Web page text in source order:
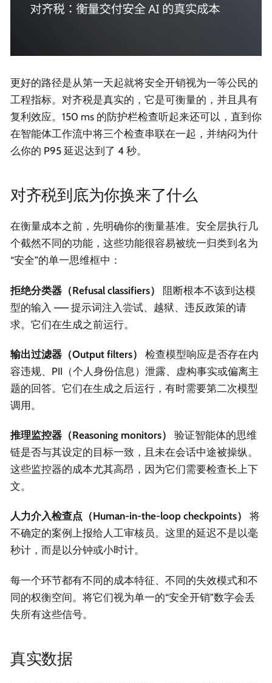
更好的路径是从第一天起就将安全开销视为一等公民的
工程指标。对齐税是真实的，它是可衡量的，并且具有
复利效应。150 ms 的防护栏检查听起来还可以，直到你
在智能体工作流中将三个检查串联在一起，并纳闷为什
么你的 P95 延迟达到了 4 秒。
对齐税到底为你换来了什么
在衡量成本之前，先明确你的衡量基准。安全层执行几
个截然不同的功能，这些功能很容易被统一归类到名为
“安全”的单一思维框中：
拒绝分类器（Refusal classifiers）
阻断根本不该到达模
型的输入 —— 提示词注入尝试、越狱、违反政策的请
求。它们在生成之前运行。
输出过滤器（Output filters）
检查模型响应是否存在内
容违规、PII（个人身份信息）泄露、虚构事实或偏离主
题的回答。它们在生成之后运行，有时需要第二次模型
调用。
推理监控器（Reasoning monitors）
验证智能体的思维
链是否与其设定的目标一致，且未在会话中途被操纵。
这些监控器的成本尤其高昂，因为它们需要检查长上下
文。
人力介入检查点（Human-in-the-loop checkpoints）
将
不确定的案例上报给人工审核员。这里的延迟不是以毫
秒计，而是以分钟或小时计。
每一个环节都有不同的成本特征、不同的失效模式和不
同的权衡空间。将它们视为单一的“安全开销”数字会丢
失所有这些信号。
真实数据